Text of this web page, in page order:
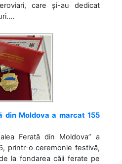
care și-au dedicat
din Moldova a marcat 155
Ferată din Moldova” a
printr-o ceremonie festivă,
la fondarea căii ferate pe